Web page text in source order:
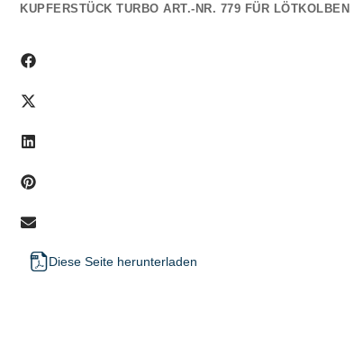
KUPFERSTÜCK TURBO ART.-NR. 779 FÜR LÖTKOLBEN
Diese Seite herunterladen